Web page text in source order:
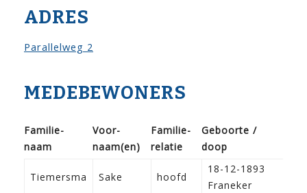
ADRES
Parallelweg 2
MEDEBEWONERS
Familie­
naam
Voor­
naam(en)
Familie­
relatie
Geboorte /
doop
Tiemersma Sake hoofd
18-12-1893
Franeker